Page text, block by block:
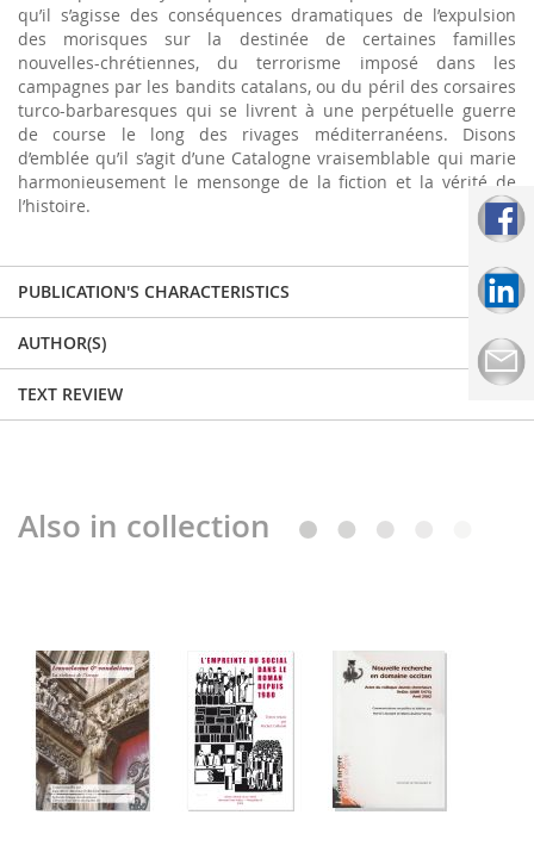
qu’il s’agisse des conséquences dramatiques de l’expulsion
des morisques sur la destinée de certaines familles
nouvelles-chrétiennes, du terrorisme imposé dans les
campagnes par les bandits catalans, ou du péril des corsaires
turco-barbaresques qui se livrent à une perpétuelle guerre
de course le long des rivages méditerranéens. Disons
d’emblée qu’il s’agit d’une Catalogne vraisemblable qui marie
harmonieusement le mensonge de la fiction et la vérité de
l’histoire.
PUBLICATION'S CHARACTERISTICS
AUTHOR(S)
TEXT REVIEW
Also in collection